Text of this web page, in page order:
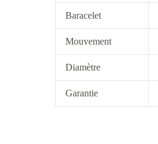
Baracelet
Mouvement
Diamètre
Garantie